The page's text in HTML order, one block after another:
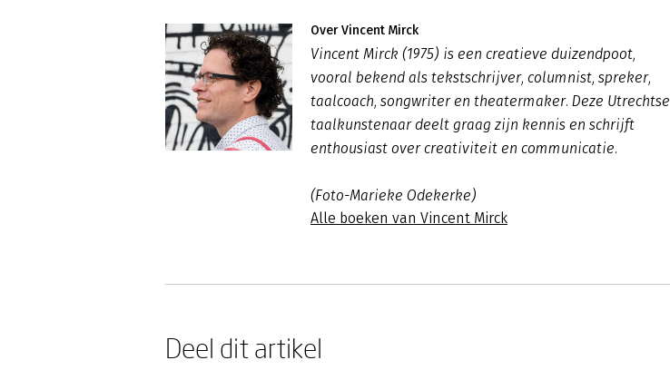
Over Vincent Mirck
Vincent Mirck (1975) is een creatieve duizendpoot,
vooral bekend als tekstschrijver, columnist, spreker,
taalcoach, songwriter en theatermaker. Deze Utrechtse
taalkunstenaar deelt graag zijn kennis en schrijft
enthousiast over creativiteit en communicatie.
(Foto-Marieke Odekerke)
Alle boeken van Vincent Mirck
Deel dit artikel